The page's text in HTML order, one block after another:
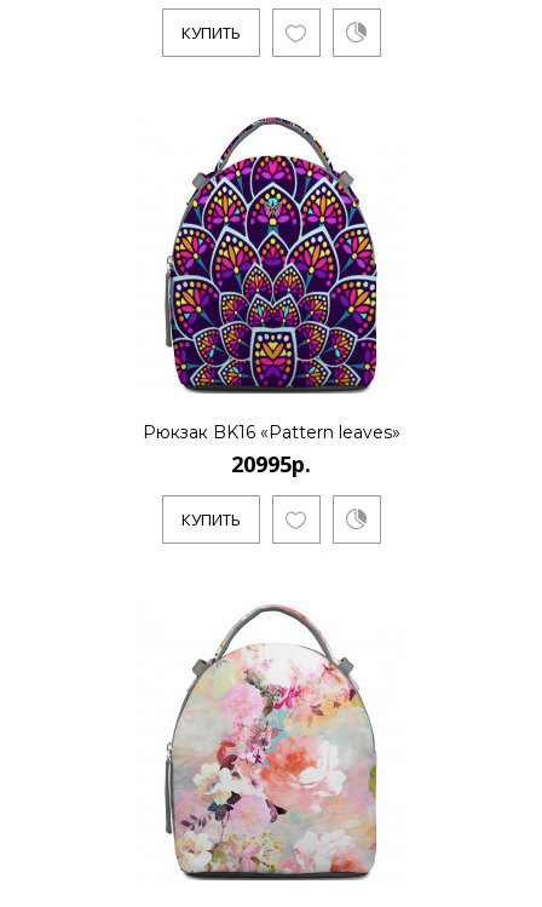
20995р.
КУПИТЬ
20995р.
..
КУПИТЬ
..
КУПИТЬ
КУПИТЬ
Рюкзак BK16 «Pattern leaves»
20995р.
КУПИТЬ